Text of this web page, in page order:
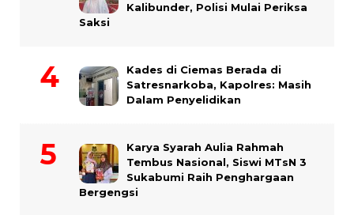
Kalibunder, Polisi Mulai Periksa
Saksi
Kades di Ciemas Berada di
Satresnarkoba, Kapolres: Masih
Dalam Penyelidikan
Karya Syarah Aulia Rahmah
Tembus Nasional, Siswi MTsN 3
Sukabumi Raih Penghargaan
Bergengsi